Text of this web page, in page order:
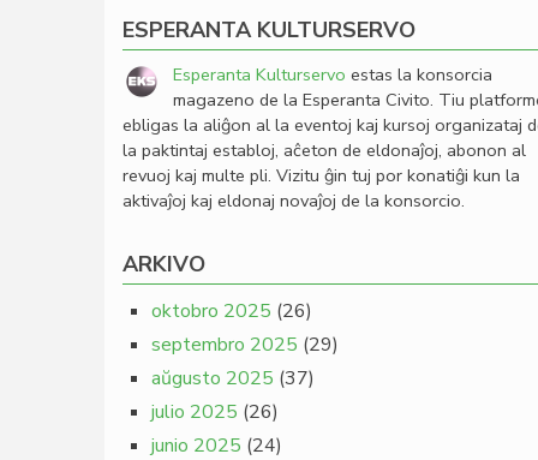
ESPERANTA KULTURSERVO
Esperanta Kulturservo estas la konsorcia
magazeno de la Esperanta Civito. Tiu
ebligas la aliĝon al la eventoj kaj kursoj organizataj
la paktintaj establoj, aĉeton de eldonaĵoj, abonon al
revuoj kaj multe pli. Vizitu ĝin tuj por konatiĝi kun la
aktivaĵoj kaj eldonaj novaĵoj de la konsorcio.
ARKIVO
oktobro 2025 (26)
septembro 2025 (29)
aŭgusto 2025 (37)
julio 2025 (26)
junio 2025 (24)